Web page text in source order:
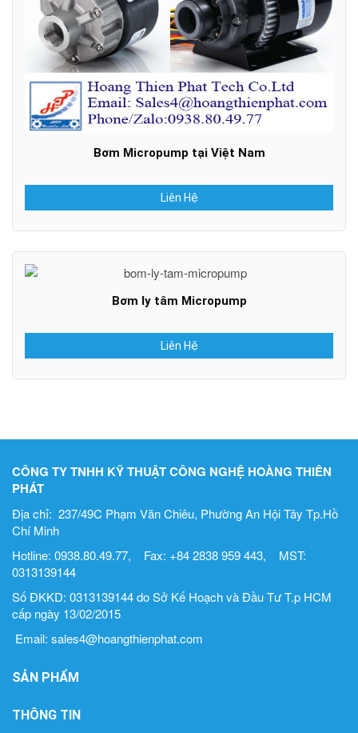
Bơm Micropump tại Việt Nam
Liên Hệ
Bơm ly tâm Micropump
Liên Hệ
CÔNG TY TNHH KỸ THUẬT CÔNG NGHỆ HOÀNG THIÊN
PHÁT
Địa chỉ: 237/49C Phạm Văn Chiêu, Phường An Hội Tây Tp.Hồ
Chí Minh
Hotline: 0938.80.49.77, Fax: +84 2838 959 443, MST:
0313139144
Số ĐKKD: 0313139144 do Sở Kế Hoạch và Đầu Tư T.p HCM
cấp ngày 13/02/2015
Email: sales4@hoangthienphat.com
SẢN PHẨM
THÔNG TIN